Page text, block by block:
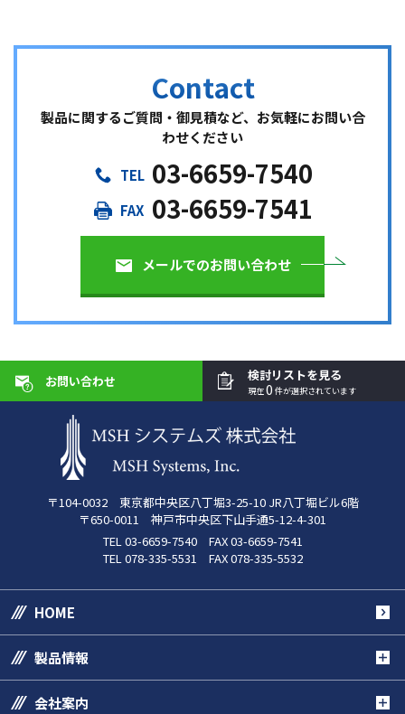
製品に関するご質問・御見積など、お気軽にお問い合
わせください
03-6659-7540
03-6659-7541
メールでのお問い合わせ
お問い合わせ 検討リストを見る
現在0 件が選択されています
〒104-0032 東京都中央区八丁堀3-25-10 JR八丁堀ビル6階
〒650-0011 神戸市中央区下山手通5-12-4-301
TEL 03-6659-7540 FAX 03-6659-7541
TEL 078-335-5531 FAX 078-335-5532
HOME
製品情報
会社案内